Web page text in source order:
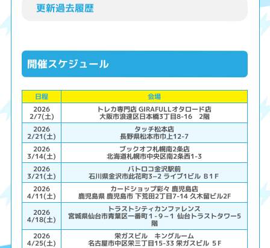
更新過去履歴
開催スケジュール
日程
会場
2026
2/7(土)
トレカ専門店 GIRAFULLオタロード店
大阪市浪速区日本橋3丁目8-16 2階
2026
2/21(土)
タッチ松本店
長野県松本市巾上12-7
2026
3/14(土)
ブックオフ札幌南2条店
北海道札幌市中央区南2条西1-3
2026
3/21(土)
バトロコ金沢駅前
石川県金沢市此花町3−2 ライブ1ビル Ｂ1Ｆ
2026
4/11(土)
カードショップ彩々 鹿児島店
鹿児島県 鹿児島市 下荒田2丁目7-14 久木留ビル2F
2026
4/18(土)
トラストシティカンファレンス
宮城県仙台市青葉区一番町１-９−１ 仙台トラストタワー5
階
2026
4/25(土)
栄ガスビル キングルーム
名古屋市中区栄三丁目15-33 栄ガスビル ５F